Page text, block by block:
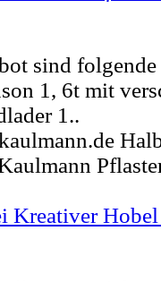
sind
1, 6t mit
1..
Kreativer Hobel